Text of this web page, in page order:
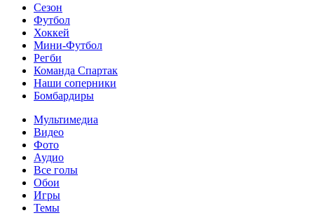
Сезон
Футбол
Хоккей
Мини-Футбол
Регби
Команда Спартак
Наши соперники
Бомбардиры
Мультимедиа
Видео
Фото
Аудио
Все голы
Обои
Игры
Темы